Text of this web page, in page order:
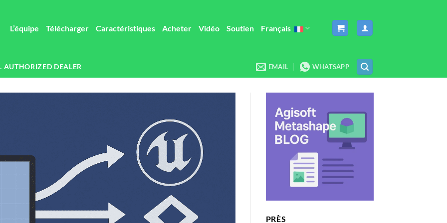
L’équipe Télécharger Caractéristiques Acheter Vidéo Soutien Français
AUTHORIZED DEALER EMAIL WHATSAPP
PRÈS